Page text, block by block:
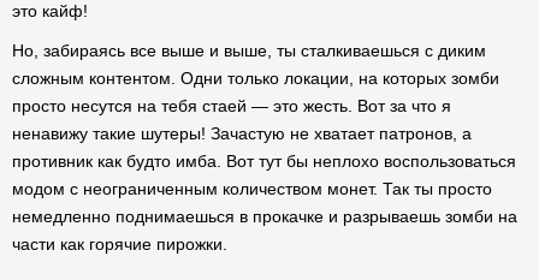
это кайф!
Но, забираясь все выше и выше, ты сталкиваешься с диким
сложным контентом. Одни только локации, на которых зомби
просто несутся на тебя стаей — это жесть. Вот за что я
ненавижу такие шутеры! Зачастую не хватает патронов, а
противник как будто имба. Вот тут бы неплохо воспользоваться
модом с неограниченным количеством монет. Так ты просто
немедленно поднимаешься в прокачке и разрываешь зомби на
части как горячие пирожки.